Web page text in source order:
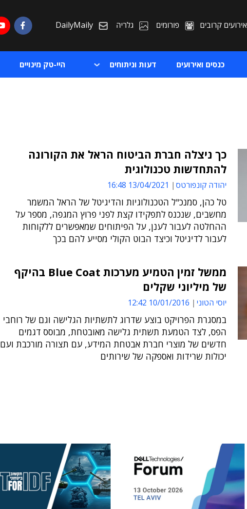
אירועים קרובים פורומים גלריה DailyMaily
כנסים ואירועים דעות וניתוחים היי-טק מינויים
כך ניצלה חברת הביטוח הראל את הקורונה
להתחדשות טכנולוגית
יהודה קונפורטס 13/04/2021 16:48
טל כהן, סמנכ"ל הטכנולוגיות והדיגיטל של הראל המשמר
מחשבים, שנכנס לתפקידו קצת לפני פרוץ המגפה, מספר על
ההחלטה לעבור לענן, על הפיתוחים שמאפשרים ללקוחות
לעבור לדיגיטל וכיצד הבוט הקולי מסייע להם בכך
ממשל זמין הטמיע מערכות Blue Coat בהיקף
של מיליוני שקלים
יוסי הטוני 10/01/2016 12:42
במסגרת הפרויקט בוצע שדרוג לתשתיות הגלישה וגם של רוחבי
הפס, לצד הטמעת תשתית גלישה מאובטחת, מבוסס דגמים
חדשים של מוצרי חברת אבטחת המידע, עם תצורה מורכבת ועם
יכולות שרידות ואספקה של שירותים